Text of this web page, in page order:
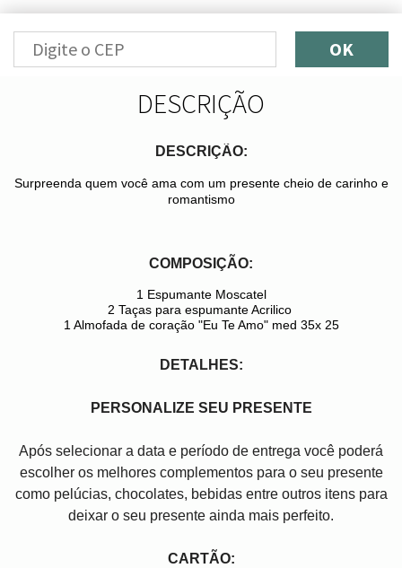
OK
DESCRIÇÃO
DESCRIÇÃO:
Surpreenda quem você ama com um presente cheio de carinho e
romantismo
COMPOSIÇÃO:
1 Espumante Moscatel
2 Taças para espumante Acrilico
1 Almofada de coração "Eu Te Amo" med 35x 25
DETALHES:
PERSONALIZE SEU PRESENTE
Após selecionar a data e período de entrega você poder
escolher os melhores complementos para o seu presente
como pelúcias, chocolates, bebidas entre outros itens para
deixar o seu presente ainda mais perfeito.
CARTÃO: